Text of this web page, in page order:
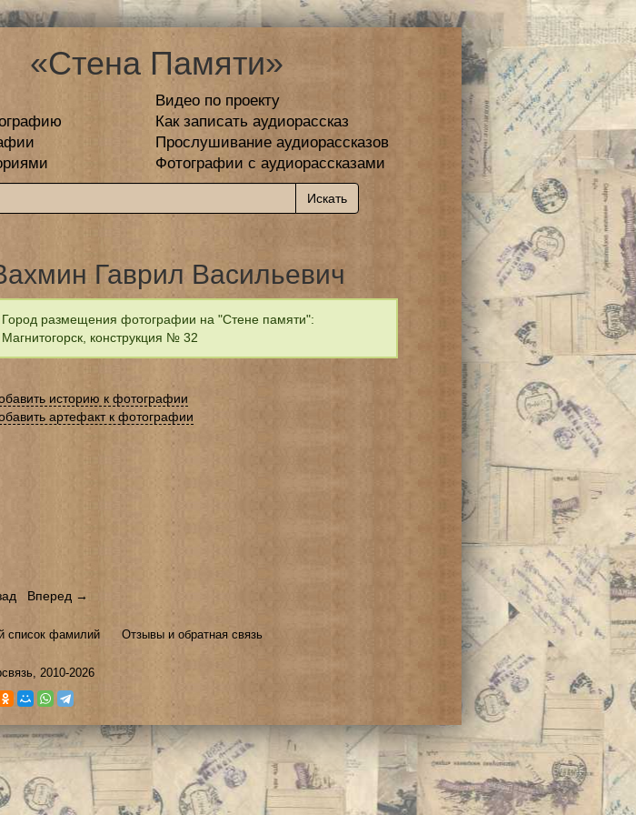
«Стена Памяти»
Видео по проекту
Как записать аудиорассказ
Прослушивание аудиорассказов
Фотографии с аудиорассказами
Гаврил Васильевич
Город размещения фотографии на "Стене памяти":
Магнитогорск, конструкция № 32
историю к фотографии
артефакт к фотографии
Вперед →
список фамилий Отзывы и обратная связь
, 2010-2026